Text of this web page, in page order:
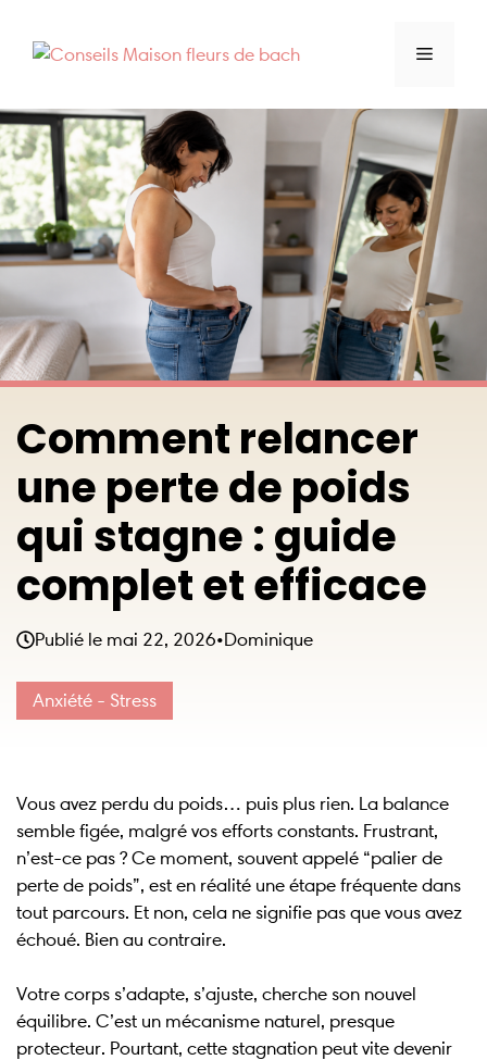
contenu
Menu
Comment relancer
une perte de poids
qui stagne : guide
complet et efficace
Publié le mai 22, 2026•Dominique
Anxiété - Stress
Vous avez perdu du poids… puis plus rien. La balance
semble figée, malgré vos efforts constants. Frustrant,
n’est-ce pas ? Ce moment, souvent appelé “palier de
perte de poids”, est en réalité une étape fréquente dans
tout parcours. Et non, cela ne signifie pas que vous avez
échoué. Bien au contraire.
Votre corps s’adapte, s’ajuste, cherche son nouvel
équilibre. C’est un mécanisme naturel, presque
protecteur. Pourtant, cette stagnation peut vite devenir